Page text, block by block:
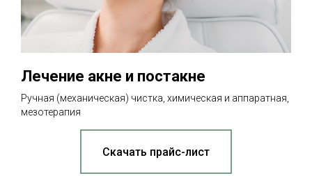
Лечение акне и постакне
Ручная (механическая) чистка, химическая и аппаратная,
мезотерапия
Скачать прайс-лист